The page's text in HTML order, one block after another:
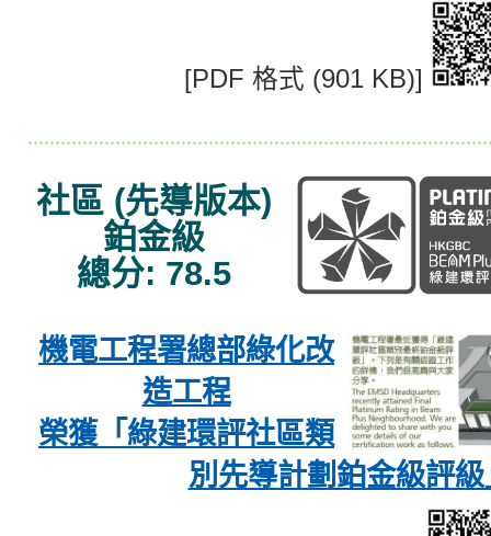
[PDF 格式 (901 KB)]
社區 (先導版本)
鉑金級
總分: 78.5
機電工程署總部綠化改
造工程
榮獲「綠建環評社區類
別先導計劃鉑金級評級